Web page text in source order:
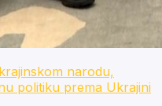
narodu,
politiku prema Ukrajini